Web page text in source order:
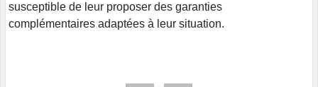
susceptible de leur proposer des garanties
complémentaires adaptées à leur situation.